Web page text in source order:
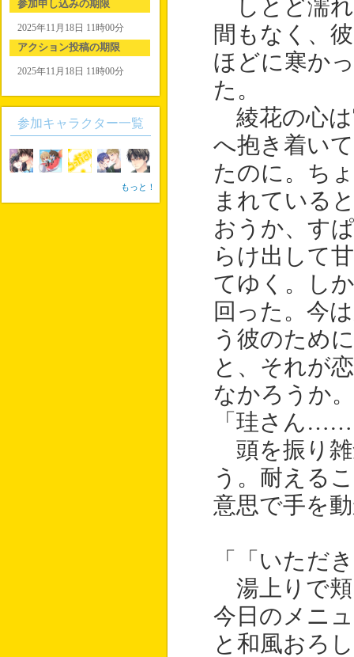
しとど濡れ
間もなく、
ほどに寒か
た。
綾花の心は
へ抱き着い
たのに。ち
まれている
おうか、す
らけ出して
てゆく。し
回った。今
う彼のため
と、それが
なかろうか。
「珪さん
頭を振り雑
う。耐える
意思で手を
「「いただ
湯上りで頬
今日のメニ
と和風おろ
参加申し込みの期限
2025年11月18日 11時00分
アクション投稿の期限
2025年11月18日 11時00分
参加キャラクター一覧
もっと！